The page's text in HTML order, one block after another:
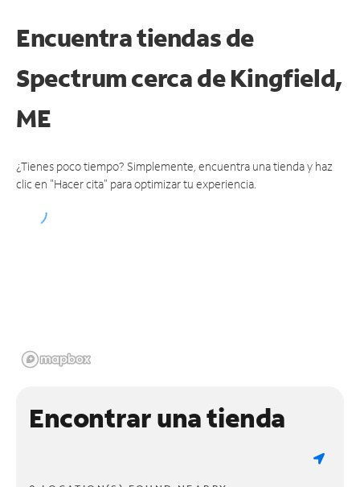
Encuentra tiendas de
Spectrum cerca deKingfield,
ME
¿Tienes poco tiempo? Simplemente, encuentra una tienda y haz
clic en "Hacer cita" para optimizar tu experiencia.
Encontrar una tienda